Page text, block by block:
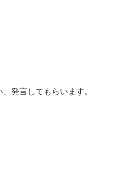
発言してもらいます。